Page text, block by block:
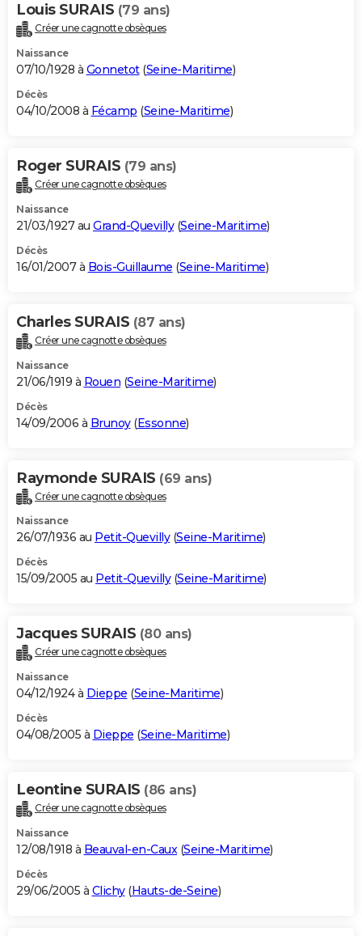
Louis SURAIS (79 ans)
Créer une cagnotte obsèques
Naissance
07/10/1928 à Gonnetot(Seine-Maritime)
Décès
04/10/2008 à Fécamp (Seine-Maritime)
Roger SURAIS (79 ans)
Créer une cagnotte obsèques
Naissance
21/03/1927 au Grand-Quevilly(Seine-Maritime)
Décès
16/01/2007 à Bois-Guillaume (Seine-Maritime)
Charles SURAIS (87 ans)
Créer une cagnotte obsèques
Naissance
21/06/1919 à Rouen (Seine-Maritime)
Décès
14/09/2006 à Brunoy(Essonne)
Raymonde SURAIS (69 ans)
Créer une cagnotte obsèques
Naissance
26/07/1936 au Petit-Quevilly(Seine-Maritime)
Décès
15/09/2005 au Petit-Quevilly(Seine-Maritime)
Jacques SURAIS (80 ans)
Créer une cagnotte obsèques
Naissance
04/12/1924 à Dieppe (Seine-Maritime)
Décès
04/08/2005 à Dieppe (Seine-Maritime)
Leontine SURAIS (86 ans)
Créer une cagnotte obsèques
Naissance
12/08/1918 à Beauval-en-Caux(Seine-Maritime)
Décès
29/06/2005 à Clichy(Hauts-de-Seine)